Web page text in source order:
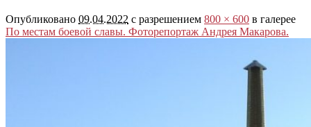
Опубликовано 09.04.2022 с разрешением 800 × 600 в галерее
По местам боевой славы. Фоторепортаж Андрея Макарова.